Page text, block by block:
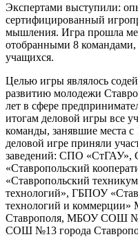
Экспертами выступили:
сертифицированный
мышления. Игра прошла
отобранными 8 командами,
учащихся.
Целью игры являлось
развитию молодежи
лет в сфере
итогам деловой игры все
команды, занявшие места
деловой игре приняли
заведений: СПО
«Ставропольский
«Ставропольский
технологий», ГБПОУ
технологий и
Ставрополя, МБОУ СОШ
СОШ №13 города